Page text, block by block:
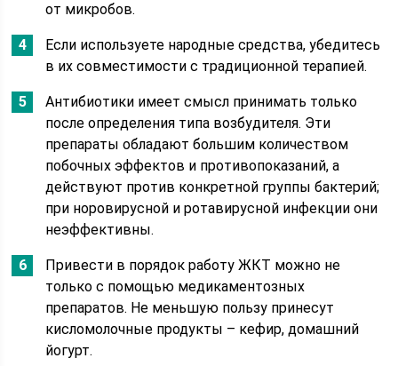
от микробов.
Если используете народные средства, убедитесь
в их совместимости с традиционной терапией.
Антибиотики имеет смысл принимать только
после определения типа возбудителя. Эти
препараты обладают большим количеством
побочных эффектов и противопоказаний, а
действуют против конкретной группы бактерий;
при норовирусной и ротавирусной инфекции они
неэффективны.
Привести в порядок работу ЖКТ можно не
только с помощью медикаментозных
препаратов. Не меньшую пользу принесут
кисломолочные продукты – кефир, домашний
йогурт.